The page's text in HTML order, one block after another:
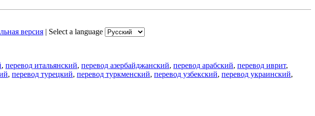
версия | Select a language
, перевод итальянский, перевод азербайджанский, перевод арабский, перевод иврит,
, перевод турецкий, перевод туркменский, перевод узбекский, перевод украинский,